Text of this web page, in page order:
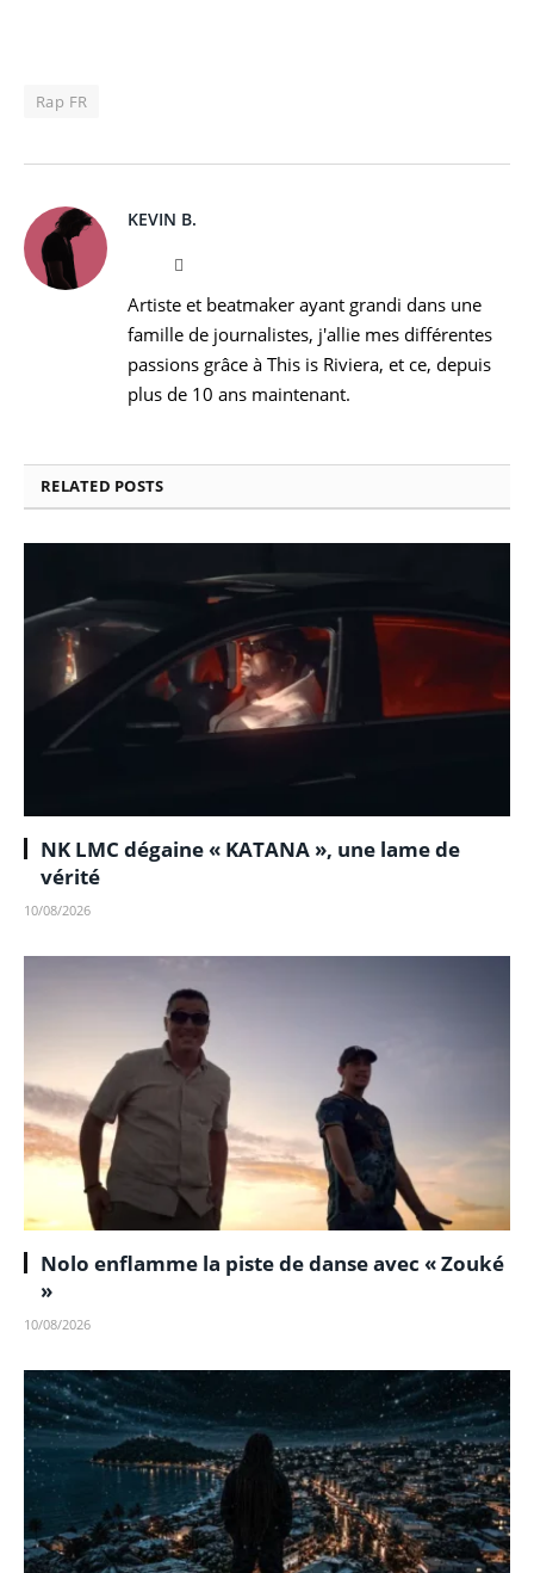
Rap FR
KEVIN B.
Website
Artiste et beatmaker ayant grandi dans une
famille de journalistes, j'allie mes différentes
passions grâce à This is Riviera, et ce, depuis
plus de 10 ans maintenant.
RELATED POSTS
NK LMC dégaine « KATANA », une lame de
vérité
10/08/2026
Nolo enflamme la piste de danse avec « Zouké
»
10/08/2026